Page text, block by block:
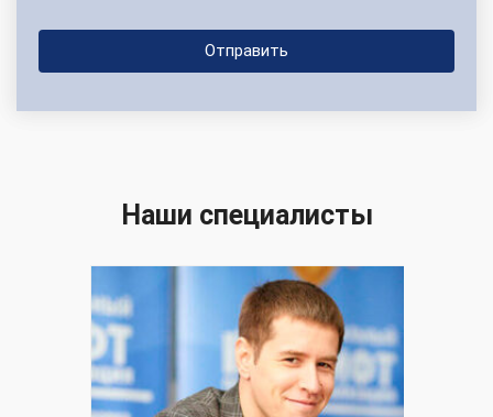
Наши специалисты